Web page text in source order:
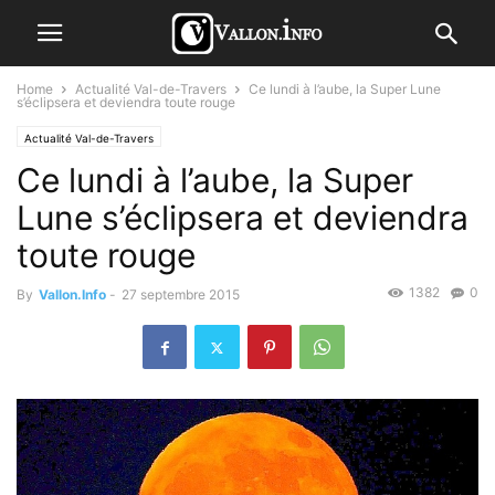
Home Actualité Val-de-Travers
Ce lundi à l’aube, la Super Lune
s’éclipsera et deviendra toute rouge
Actualité Val-de-Travers
Ce lundi à l’aube, la Super
Lune s’éclipsera et deviendra
toute rouge
By Vallon.Info - 27 septembre 2015 0
1382